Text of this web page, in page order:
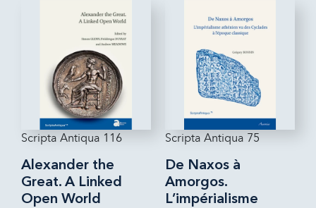
Scripta Antiqua 116
Alexander the
Great. A Linked
Open World
Scripta Antiqua 75
De Naxos à
Amorgos.
L’impérialisme